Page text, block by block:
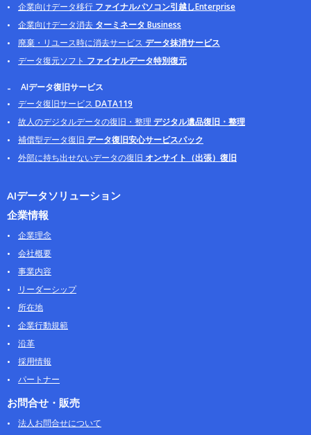
企業向けデータ移行 ファイナルパソコン引越しEnterprise
企業向けデータ消去 ターミネータ Business
廃棄・リユース時に消去サービス データ抹消サービス
データ復元ソフト ファイナルデータ特別復元
AIデータ復旧サービス
データ復旧サービス DATA119
故人のデジタルデータの復旧・整理 デジタル遺品復旧・整理
補償型データ復旧 データ復旧安心サービスパック
外部に持ち出せないデータの復旧 オンサイト（出張）復旧
AIデータソリューション
企業情報
企業理念
会社概要
事業内容
リーダーシップ
所在地
企業行動規範
沿革
採用情報
パートナー
お問合せ・販売
法人お問合せについて